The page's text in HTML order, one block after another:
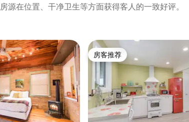
源在位置、干净卫生等方面获得客人的一致好评。
房客推荐
房客推荐